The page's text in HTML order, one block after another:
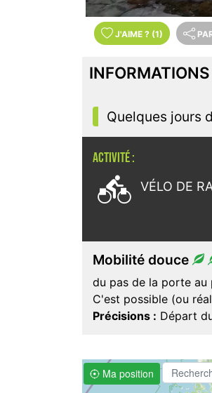
J'AIME ? (1)
Quelques jours
ACTIVITÉ :
 VÉLO DE
Mobilité douce
du pas de la porte au
C'est possible (ou
Précisions : Départ
Ma position